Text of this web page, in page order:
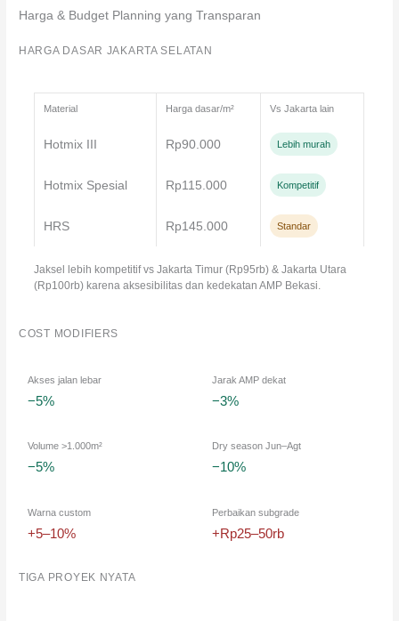
Harga & Budget Planning yang Transparan
HARGA DASAR JAKARTA SELATAN
Material Harga dasar/m² Vs Jakarta lain
Hotmix III Rp90.000 Lebih murah
Hotmix Spesial Rp115.000 Kompetitif
HRS Rp145.000 Standar
Jaksel lebih kompetitif vs Jakarta Timur (Rp95rb) & Jakarta Utara
(Rp100rb) karena aksesibilitas dan kedekatan AMP Bekasi.
COST MODIFIERS
Akses jalan lebar
−5%
Jarak AMP dekat
−3%
Volume >1.000m²
−5%
Dry season Jun–Agt
−10%
Warna custom
+5–10%
Perbaikan subgrade
+Rp25–50rb
TIGA PROYEK NYATA